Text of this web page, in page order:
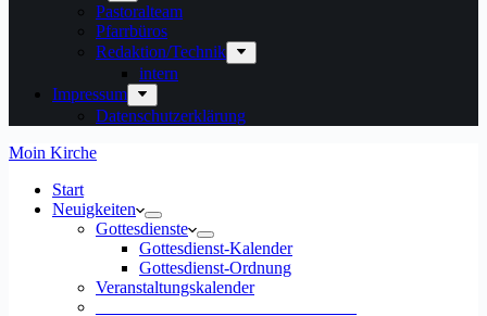
Pastoralteam
Pfarrbüros
Redaktion/Technik
intern
Impressum
Datenschutzerklärung
Moin Kirche
Start
Neuigkeiten
Gottesdienste
Gottesdienst-Kalender
Gottesdienst-Ordnung
Veranstaltungskalender